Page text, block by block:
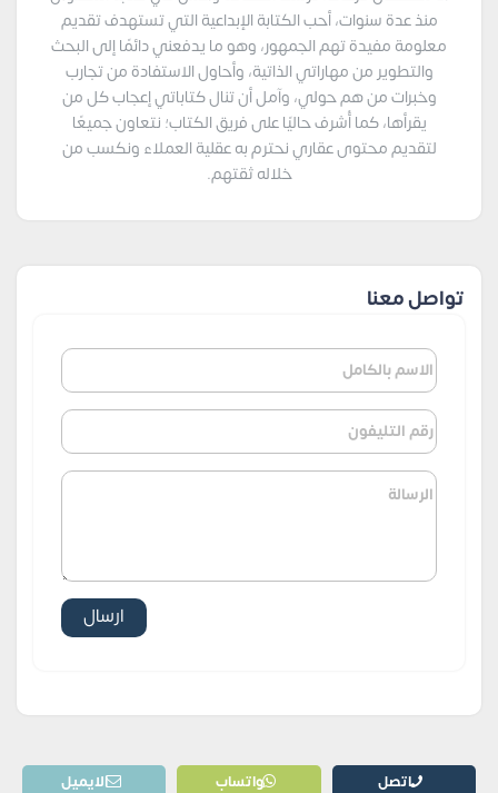
منذ عدة سنوات، أحب الكتابة الإبداعية التي تستهدف تقديم
معلومة مفيدة تهم الجمهور، وهو ما يدفعني دائمًا إلى البحث
والتطوير من مهاراتي الذاتية، وأحاول الاستفادة من تجارب
وخبرات من هم حولي، وآمل أن تنال كتاباتي إعجاب كل من
يقرأها، كما أُشرف حاليًا على فريق الكتاب؛ نتعاون جميعًا
لتقديم محتوى عقاري نحترم به عقلية العملاء ونكسب من
خلاله ثقتهم.
تواصل معنا
اتصل واتساب الايميل